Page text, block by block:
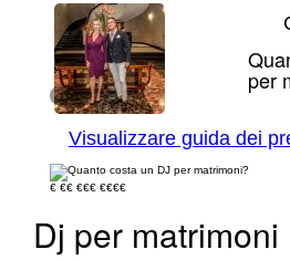
1/11
per
Visualizzare guida dei
€ €€ €€€ €€€€
Dj per matrimoni